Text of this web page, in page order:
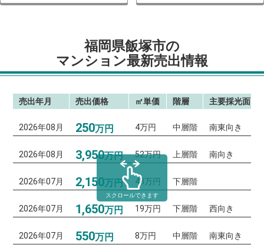
福岡県飯塚市の
マンション最新売出情報
売出年月 売出価格 ㎡単価 階層 主要採光面
2026年08月 250万円 4万円 中層階 南東向き
2026年08月 3,950万円 52万円 上層階 南向き
2026年07月 2,150万円 48万円 下層階
2026年07月 1,650万円 19万円 下層階 西向き
2026年07月 550万円 8万円 中層階 南東向き
スクロールできます